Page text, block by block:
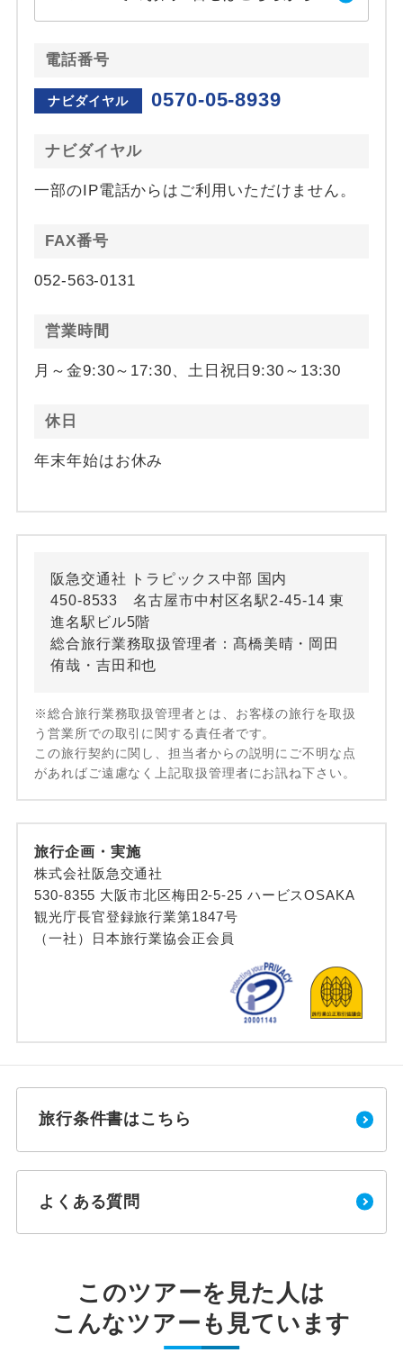
電話番号
ナビダイヤル 0570-05-8939
ナビダイヤル
一部のIP電話からはご利用いただけません。
FAX番号
052-563-0131
営業時間
月～金9:30～17:30、土日祝日9:30～13:30
休日
年末年始はお休み
阪急交通社 トラピックス中部 国内
450-8533 名古屋市中村区名駅2-45-14 東
進名駅ビル5階
総合旅行業務取扱管理者：髙橋美晴・岡田
侑哉・吉田和也
※総合旅行業務取扱管理者とは、お客様の旅行を取扱
う営業所での取引に関する責任者です。
この旅行契約に関し、担当者からの説明にご不明な点
があればご遠慮なく上記取扱管理者にお訊ね下さい。
旅行企画・実施
株式会社阪急交通社
530-8355 大阪市北区梅田2-5-25 ハービスOSAKA
観光庁長官登録旅行業第1847号
（一社）日本旅行業協会正会員
旅行条件書はこちら
よくある質問
このツアーを見た人は
こんなツアーも見ています